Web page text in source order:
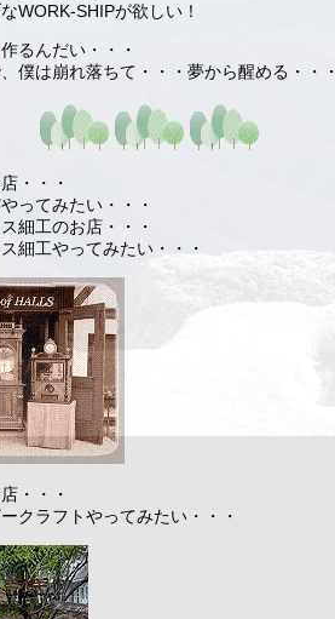
WORK-SHIPが欲しい！
るんだい・・・
僕は崩れ落ちて・・・夢から醒める・・
・・・
ってみたい・・・
細工のお店・・・
細工やってみたい・・・
・・・
クラフトやってみたい・・・